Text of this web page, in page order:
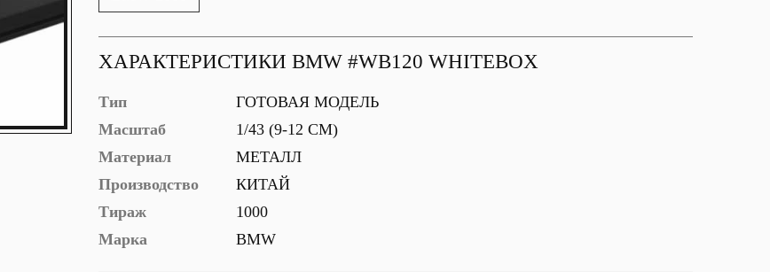
ХАРАКТЕРИСТИКИ BMW #WB120 WHITEBOX
Тип
ГОТОВАЯ МОДЕЛЬ
Масштаб
1/43 (9-12 СМ)
Материал
МЕТАЛЛ
Производство
КИТАЙ
Тираж
1000
Марка
BMW